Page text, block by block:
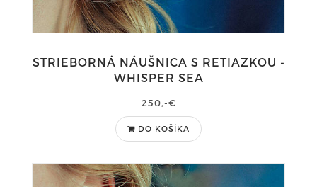
STRIEBORNÁ NÁUŠNICA S RETIAZKOU -
WHISPER SEA
250,-€
DO KOŠÍKA